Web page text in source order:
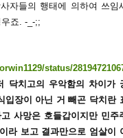
자들의 행태에 의하여 쓰임
죠. -_-;;
status/
닥치고의 우악함의 차이가
입장이 아닌 거 빼곤 닥치란
사망은 호들갑이지만 민주
라 보고 결과만으로 엄살이